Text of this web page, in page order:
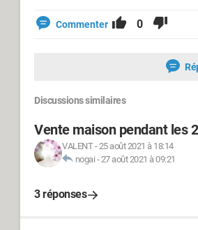
Commenter 0
Discussions similaires
Vente maison pendant les
VALENT-25 août 2021 à 18:14
nogai -27 août 2021 à 09:21
3 réponses